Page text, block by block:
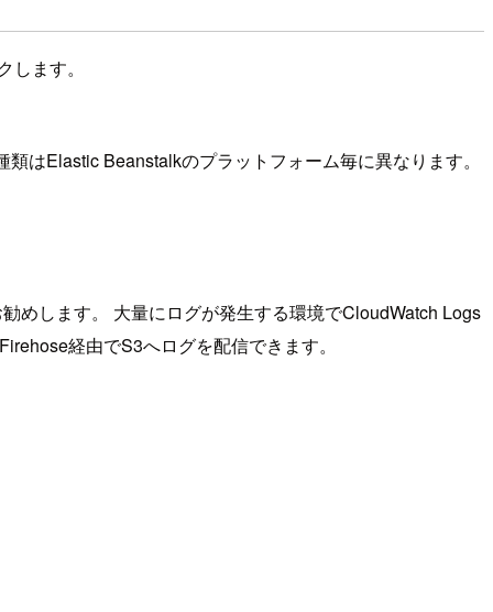
ます。
はElastic Beanstalkのプラットフォーム毎に異なります。
めします。 大量にログが発生する環境でCloudWatch Logs
経由でS3へログを配信できます。